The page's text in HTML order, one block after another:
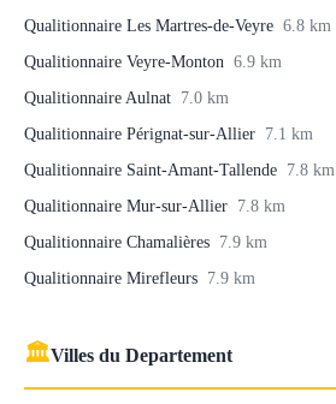
Qualitionnaire Les Martres-de-Veyre 6.8 km
Qualitionnaire Veyre-Monton 6.9 km
Qualitionnaire Aulnat 7.0 km
Qualitionnaire Pérignat-sur-Allier 7.1 km
Qualitionnaire Saint-Amant-Tallende 7.8 km
Qualitionnaire Mur-sur-Allier 7.8 km
Qualitionnaire Chamalières 7.9 km
Qualitionnaire Mirefleurs 7.9 km
🏛Villes du Departement